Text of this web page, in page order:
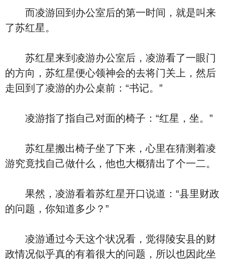
而凌游回到办公室后的第一时间，就是叫来
了苏红星。
苏红星来到凌游办公室后，凌游看了一眼门
的方向，苏红星便心领神会的去将门关上，然后
走回到了凌游的办公桌前：“书记。”
凌游指了指自己对面的椅子：“红星，坐。”
苏红星搬出椅子坐了下来，心里在猜测着凌
游究竟找自己做什么，他也大概猜出了个一二。
果然，凌游看着苏红星开口说道：“县里财政
的问题，你知道多少？”
凌游通过今天这个状况看，觉得陵安县的财
政情况似乎真的有着很大的问题，所以也因此坐